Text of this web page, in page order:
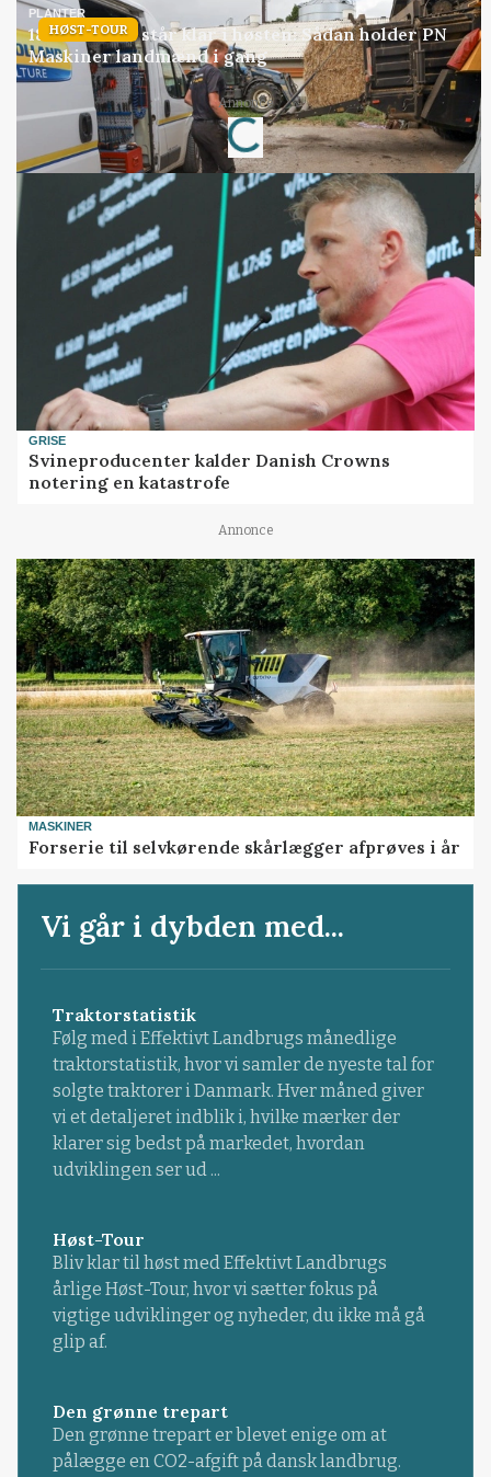
HØST-TOUR
PLANTER
18 montører står klar i høsten: Sådan holder PN
Maskiner landmænd i gang
Annonce
Loading...
GRISE
Svineproducenter kalder Danish Crowns
notering en katastrofe
Annonce
MASKINER
Forserie til selvkørende skårlægger afprøves i år
Vi går i dybden med...
Traktorstatistik
Følg med i Effektivt Landbrugs månedlige
traktorstatistik, hvor vi samler de nyeste tal for
solgte traktorer i Danmark. Hver måned giver
vi et detaljeret indblik i, hvilke mærker der
klarer sig bedst på markedet, hvordan
udviklingen ser ud ...
Høst-Tour
Bliv klar til høst med Effektivt Landbrugs
årlige Høst-Tour, hvor vi sætter fokus på
vigtige udviklinger og nyheder, du ikke må gå
glip af.
Den grønne trepart
Den grønne trepart er blevet enige om at
pålægge en CO2-afgift på dansk landbrug.